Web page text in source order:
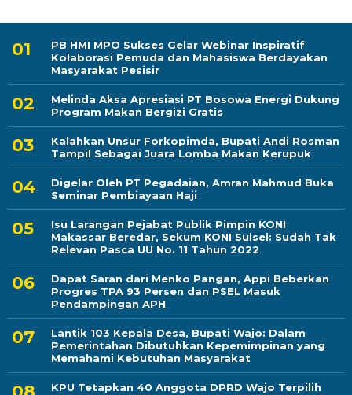
PB HMI MPO Sukses Gelar Webinar Inspiratif
Kolaborasi Pemuda dan Mahasiswa Berdayakan
Masyarakat Pesisir
Melinda Aksa Apresiasi PT Bosowa Energi Dukung
Program Makan Bergizi Gratis
Kalahkan Unsur Forkopimda, Bupati Andi Rosman
Tampil Sebagai Juara Lomba Makan Kerupuk
Digelar Oleh PT Pegadaian, Amran Mahmud Buka
Seminar Pembiayaan Haji
Isu Larangan Pejabat Publik Pimpin KONI
Makassar Beredar, Sekum KONI Sulsel: Sudah Tak
Relevan Pasca UU No. 11 Tahun 2022
Dapat Saran dari Menko Pangan, Appi Beberkan
Progres TPA 93 Persen dan PSEL Masuk
Pendampingan APH
Lantik 103 Kepala Desa, Bupati Wajo: Dalam
Pemerintahan Dibutuhkan Kepemimpinan yang
Memahami Kebutuhan Masyarakat
KPU Tetapkan 40 Anggota DPRD Wajo Terpilih